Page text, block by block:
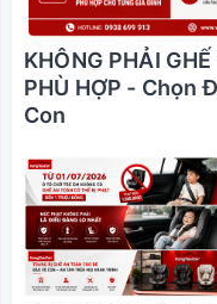
KHÔNG PHẢI
PHÙ HỢP - Chọn
Con